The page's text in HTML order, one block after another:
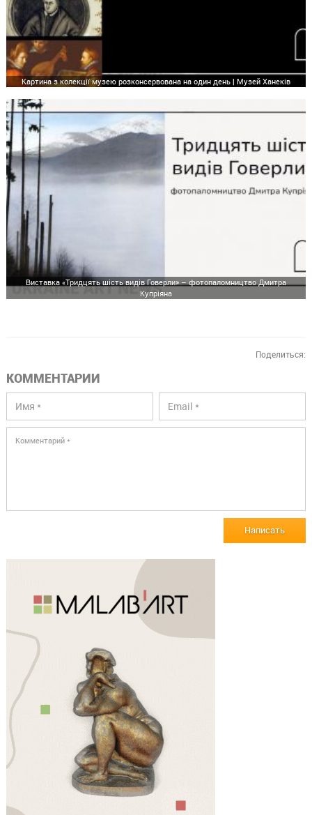
Картина з колекції музею розконсервована на один день | Музей Ханеків
Виставка «Тридцять шість видів Говерли» – фотопаломництво Дмитра
Купріяна
Поделиться:
КОММЕНТАРИИ
Написать